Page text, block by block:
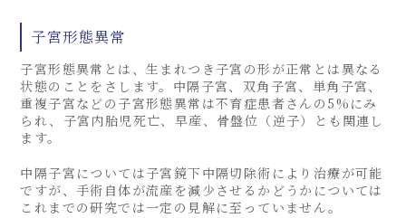
子宮形態異常
子宮形態異常とは、生まれつき子宮の形が正常とは異なる
状態のことをさします。中隔子宮、双角子宮、単角子宮、
重複子宮などの子宮形態異常は不育症患者さんの5%にみ
られ、子宮内胎児死亡、早産、骨盤位（逆子）とも関連し
ます。
中隔子宮については子宮鏡下中隔切除術により治療が可能
ですが、手術自体が流産を減少させるかどうかについては
これまでの研究では一定の見解に至っていません。